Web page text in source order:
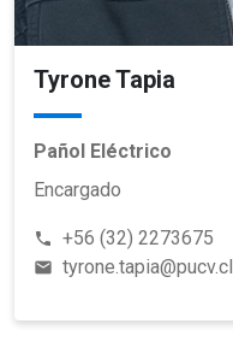
Tyrone Tapia
Pañol Eléctrico
Encargado
phone +56 (32) 2273675
email tyrone.tapia@pucv.cl